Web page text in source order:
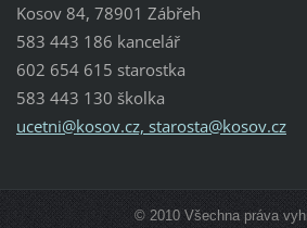
Kosov 84, 78901 Zábřeh
583 443 186 kancelář
602 654 615 starostka
583 443 130 školka
ucetni@kosov.cz, starosta@kosov.cz
© 2010 Všechna práva